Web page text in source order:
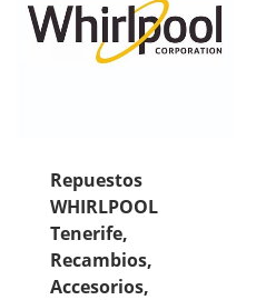
Repuestos
WHIRLPOOL
Tenerife,
Recambios,
Accesorios,